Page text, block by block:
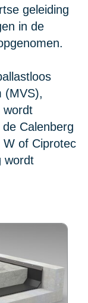
geleiding
in de
(MVS),
wordt
Calenberg
W of Ciprotec
wordt